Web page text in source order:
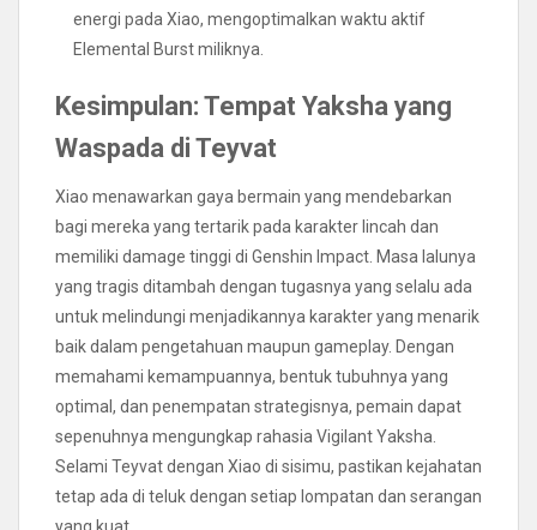
energi pada Xiao, mengoptimalkan waktu aktif
Elemental Burst miliknya.
Kesimpulan: Tempat Yaksha yang
Waspada di Teyvat
Xiao menawarkan gaya bermain yang mendebarkan
bagi mereka yang tertarik pada karakter lincah dan
memiliki damage tinggi di Genshin Impact. Masa lalunya
yang tragis ditambah dengan tugasnya yang selalu ada
untuk melindungi menjadikannya karakter yang menarik
baik dalam pengetahuan maupun gameplay. Dengan
memahami kemampuannya, bentuk tubuhnya yang
optimal, dan penempatan strategisnya, pemain dapat
sepenuhnya mengungkap rahasia Vigilant Yaksha.
Selami Teyvat dengan Xiao di sisimu, pastikan kejahatan
tetap ada di teluk dengan setiap lompatan dan serangan